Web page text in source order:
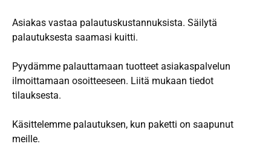
Asiakas vastaa palautuskustannuksista. Säilytä
palautuksesta saamasi kuitti.
Pyydämme palauttamaan tuotteet asiakaspalvelun
ilmoittamaan osoitteeseen. Liitä mukaan tiedot
tilauksesta.
Käsittelemme palautuksen, kun paketti on saapunut
meille.